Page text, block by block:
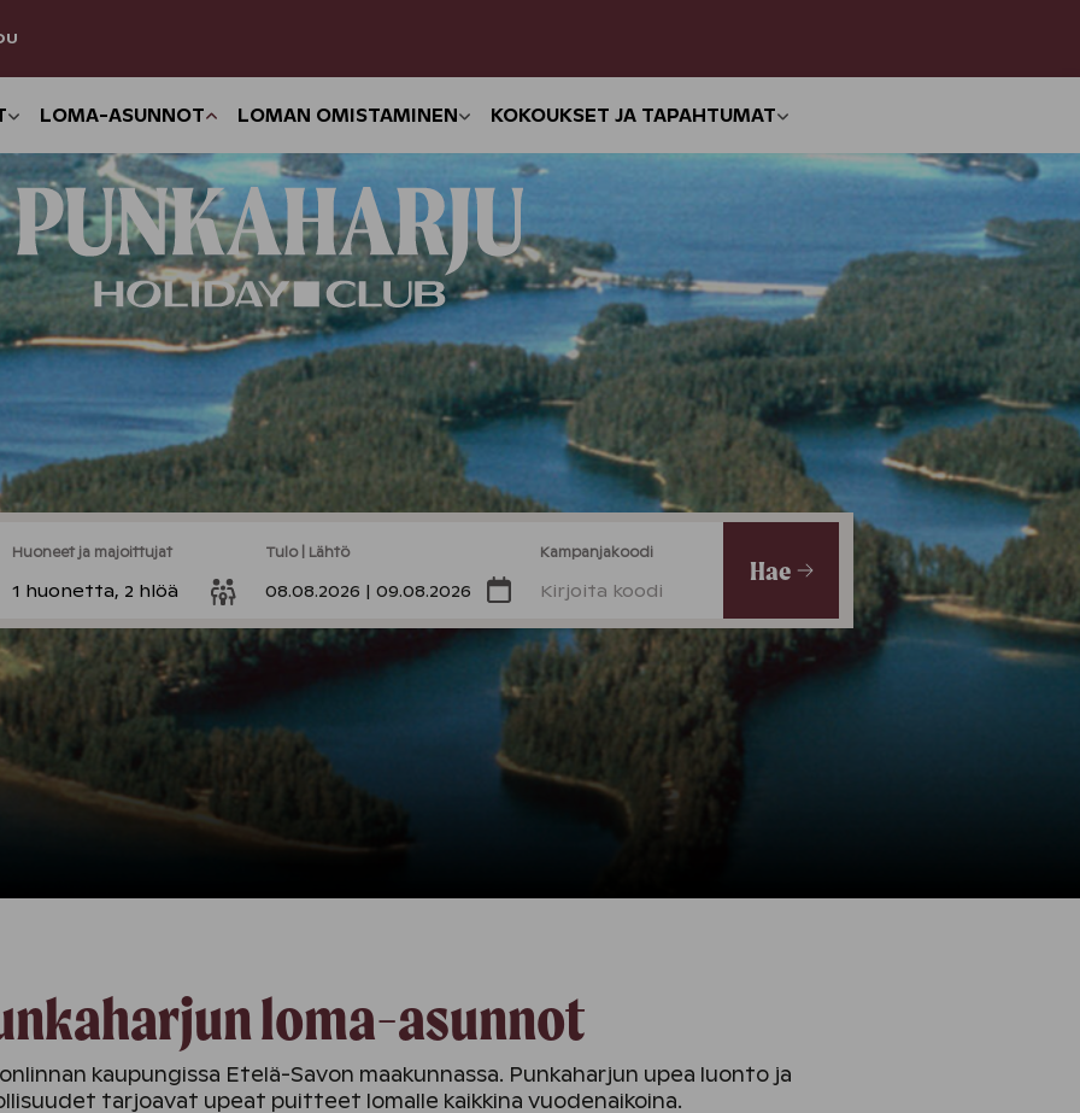
LOMA-ASUNNOT LOMAN OMISTAMINEN KOKOUKSET JA TAPAHTUMAT
Huoneet ja majoittujat
1 huonetta, 2 hlöä
Tulo | Lähtö
08.08.2026 | 09.08.2026
Kampanjakoodi
Kirjoita koodi
Hae
loma-asunnot
kaupungissa Etelä-Savon maakunnassa. Punkaharjun upea luonto ja
tarjoavat upeat puitteet lomalle kaikkina vuodenaikoina.